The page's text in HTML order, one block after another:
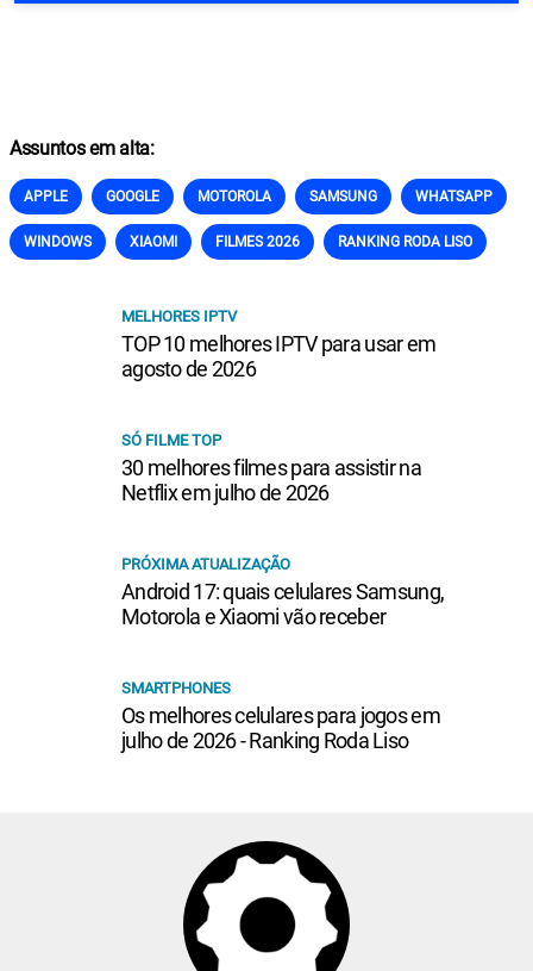
Assuntos em alta:
APPLE GOOGLE MOTOROLA SAMSUNG WHATSAPP
WINDOWS XIAOMI FILMES 2026 RANKING RODA LISO
MELHORES IPTV
TOP 10 melhores IPTV para usar em
agosto de 2026
SÓ FILME TOP
30 melhores filmes para assistir na
Netflix em julho de 2026
PRÓXIMA ATUALIZAÇÃO
Android 17: quais celulares Samsung,
Motorola e Xiaomi vão receber
SMARTPHONES
Os melhores celulares para jogos em
julho de 2026 - Ranking Roda Liso